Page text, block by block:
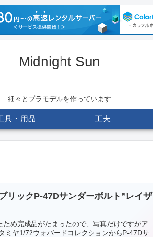
Midnight Sun
細々とプラモデルを作っています
具・用品 工夫
リックP-47Dサンダーボルト”レイザ
ため完成品がたまったので、写真だけですがア